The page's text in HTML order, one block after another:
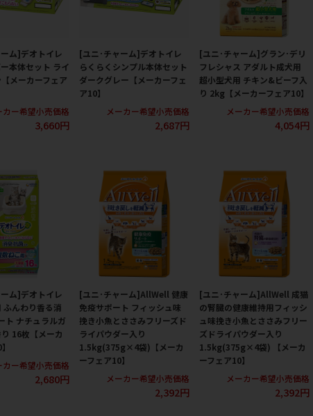
ム]デオトイレ
本体セット ライ
メーカーフェア
カー希望小売価格
3,660円
[ユニ･チャーム]デオトイレ
らくらくシンプル本体セット
ダークグレー【メーカーフェ
ア10】
メーカー希望小売価格
2,687円
[ユニ･チャーム]グラン･デリ
フレシャス アダルト成犬用
超小型犬用 チキン&ビーフ入
り 2kg【メーカーフェア10】
メーカー希望小売価格
4,054円
ム]デオトイレ
ふんわり香る消
ト ナチュラルガ
16枚【メーカ
カー希望小売価格
2,680円
[ユニ･チャーム]AllWell 健康
免疫サポート フィッシュ味
挽き小魚とささみフリーズド
ライパウダー入り
1.5kg(375g×4袋)【メーカ
ーフェア10】
メーカー希望小売価格
2,392円
[ユニ･チャーム]AllWell 成猫
の腎臓の健康維持用フィッシ
ュ味挽き小魚とささみフリー
ズドライパウダー入り
1.5kg(375g×4袋) 【メーカ
ーフェア10】
メーカー希望小売価格
2,392円